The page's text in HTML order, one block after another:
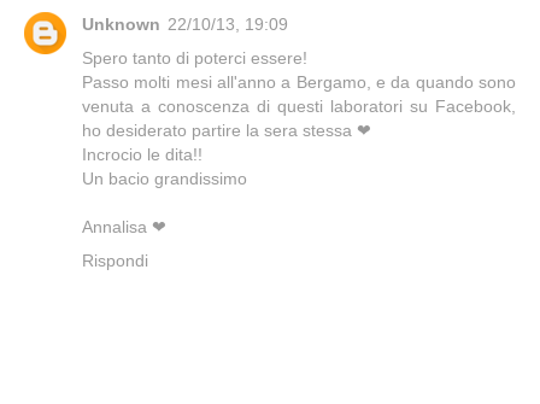
Unknown 22/10/13, 19:09
Spero tanto di poterci essere!
Passo molti mesi all'anno a Bergamo, e da quando sono
venuta a conoscenza di questi laboratori su Facebook,
ho desiderato partire la sera stessa ❤
Incrocio le dita!!
Un bacio grandissimo
Annalisa ❤
Rispondi